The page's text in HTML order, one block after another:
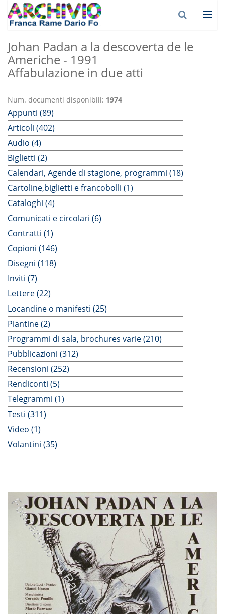
Johan Padan a la descoverta de le
Americhe - 1991
Affabulazione in due atti
Num. documenti disponibili: 1974
Appunti (89)
Articoli (402)
Audio (4)
Biglietti (2)
Calendari, Agende di stagione, programmi (18)
Cartoline,biglietti e francobolli (1)
Cataloghi (4)
Comunicati e circolari (6)
Contratti (1)
Copioni (146)
Disegni (118)
Inviti (7)
Lettere (22)
Locandine o manifesti (25)
Piantine (2)
Programmi di sala, brochures varie (210)
Pubblicazioni (312)
Recensioni (252)
Rendiconti (5)
Telegrammi (1)
Testi (311)
Video (1)
Volantini (35)